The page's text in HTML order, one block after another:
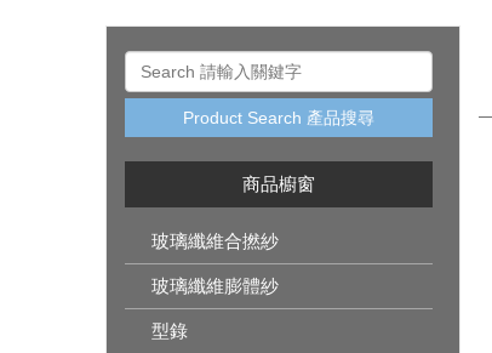
Product Search 產品搜尋
商品櫥窗
玻璃纖維合撚紗
玻璃纖維膨體紗
型錄